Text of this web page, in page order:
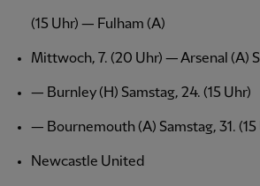
(15 Uhr) — Fulham (A)
Mittwoch, 7. (20 Uhr) — Arsenal (A)
— Burnley (H) Samstag, 24. (15 Uhr)
— Bournemouth (A) Samstag, 31.
Newcastle United